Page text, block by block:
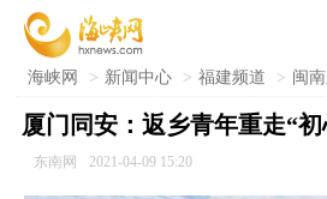
海峡网 > 新闻中心 > 福建频道 > 闽
厦门同安：返乡青年重走“
东南网 2021-04-09 15:20